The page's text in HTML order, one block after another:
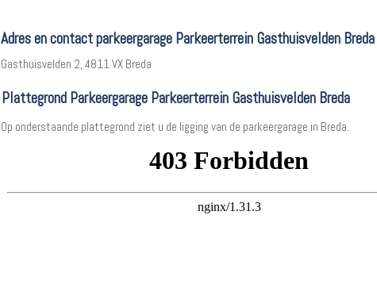
Adres en contact parkeergarage Parkeerterrein Gasthuisvelden Breda
Gasthuisvelden 2, 4811 VX Breda
Plattegrond Parkeergarage Parkeerterrein Gasthuisvelden Breda
Op onderstaande plattegrond ziet u de ligging van de parkeergarage in Breda.